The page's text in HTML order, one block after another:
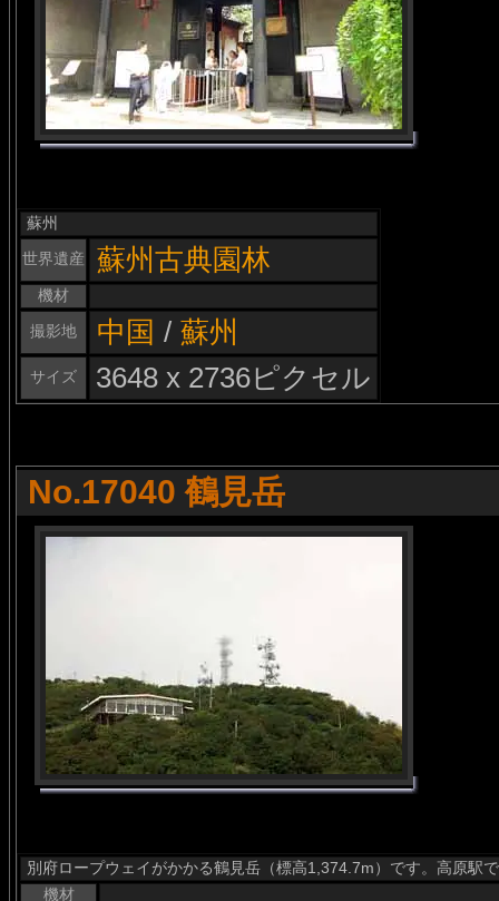
蘇州
世界遺産
蘇州古典園林
機材
撮影地
中国 / 蘇州
サイズ 3648 x 2736ピクセル
No.17040 鶴見岳
別府ロープウェイがかかる鶴見岳（標高1,374.7m）です。高原駅
機材